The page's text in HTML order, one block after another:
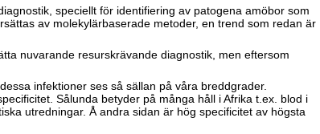
speciellt för identifiering av patogena amöbor som
av molekylärbaserade metoder, en trend som redan är
nuvarande resurskrävande diagnostik, men eftersom
infektioner ses så sällan på våra breddgrader.
Sålunda betyder på många håll i Afrika t.ex. blod i
utredningar. Å andra sidan är hög specificitet av högsta